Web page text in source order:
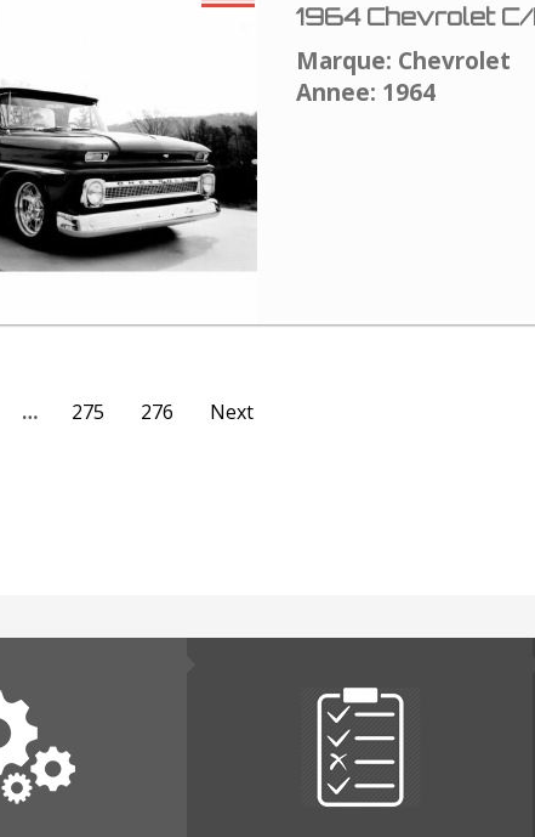
1964 Chevrolet
Marque: Chevrolet
Annee: 1964
… 275 276 Next